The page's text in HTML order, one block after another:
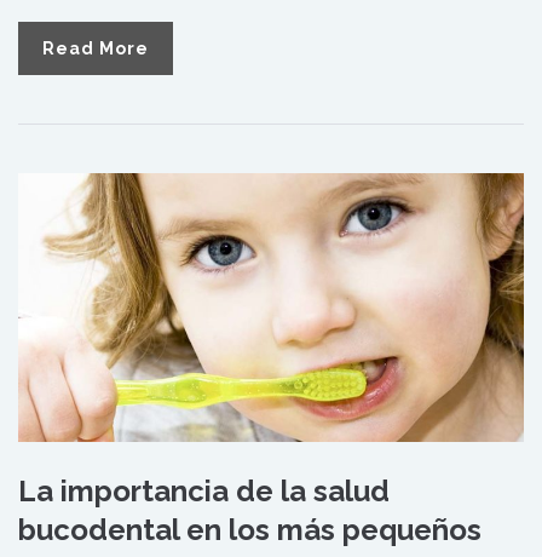
Read More
La importancia de la salud
bucodental en los más pequeños